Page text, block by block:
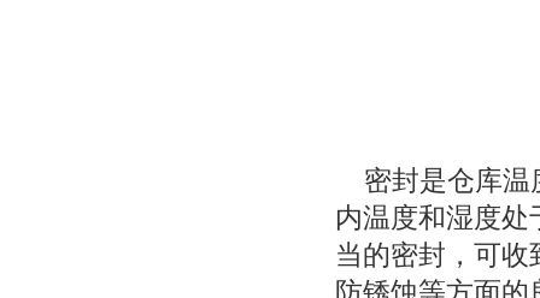
密封是仓库温
内温度和湿度
当的密封，可